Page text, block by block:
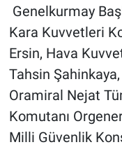
Genelkurmay
Kara Kuvvetleri
Ersin, Hava
Tahsin
Oramiral Nejat
Komutanı
Milli Güvenlik